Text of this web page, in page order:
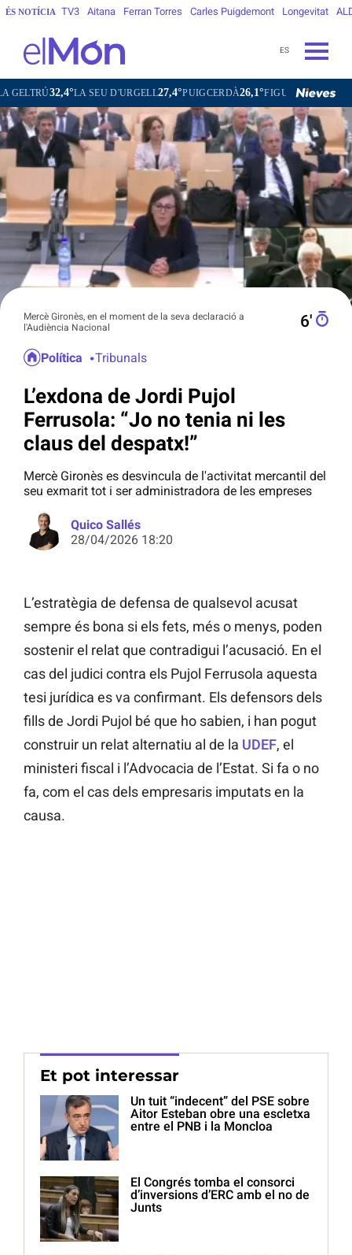
ÉS NOTÍCIA TV3 Aitana Ferran Torres Carles Puigdemont Longevitat
ES
LA SEU D'URGELL27,4°PUIGCERDÀ26,1°FIGUERES36,4°GANDESA
Mercè Gironès, en el moment de la seva declaració a
l'Audiència Nacional
6′
Política Tribunals
L’exdona de Jordi Pujol
Ferrusola: “Jo no tenia ni les
claus del despatx!”
Mercè Gironès es desvincula de l'activitat mercantil del
seu exmarit tot i ser administradora de les empreses
Quico Sallés
28/04/2026 18:20
L’estratègia de defensa de qualsevol acusat
sempre és bona si els fets, més o menys, poden
sostenir el relat que contradigui l’acusació. En el
cas del judici contra els Pujol Ferrusola aquesta
tesi jurídica es va confirmant. Els defensors dels
fills de Jordi Pujol bé que ho sabien, i han pogut
construir un relat alternatiu al de la UDEF, el
ministeri fiscal i l’Advocacia de l’Estat. Si fa o no
fa, com el cas dels empresaris imputats en la
causa.
Et pot interessar
Un tuit “indecent” del PSE sobre
Aitor Esteban obre una escletxa
entre el PNB i la Moncloa
El Congrés tomba el consorci
d’inversions d’ERC amb el no de
Junts